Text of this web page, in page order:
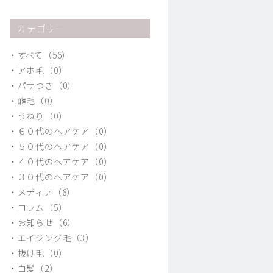
カテゴリー
すべて（56）
アホ毛（0）
パサつき（0）
癖毛（0）
うねり（0）
６０代のヘアケア（0）
５０代のヘアケア（0）
４０代のヘアケア（0）
３０代のヘアケア（0）
メディア（8）
コラム（5）
お知らせ（6）
エイジング毛（3）
抜け毛（0）
白髪（2）